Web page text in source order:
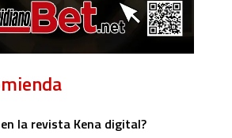
la revista Kena digital?